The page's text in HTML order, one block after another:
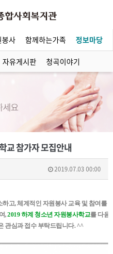
사 함께하는가족 정보마당
자유게시판 청곡이야기
교 참가자 모집안내
2019.07.03 00:00
고, 체계적인 자원봉사 교육 및 참여를
,2019 하계 청소년 자원봉사학교를 다음
관심과 접수 부탁드립니다. ^^